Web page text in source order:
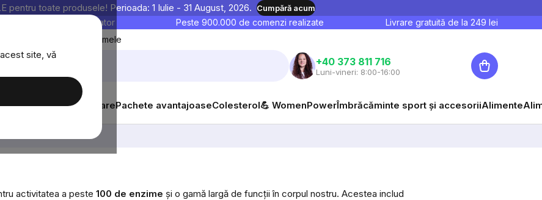
site, vă
pentru toate produsele! Perioada: 1 Iulie - 31 August, 2026. Cumpără acum
sunt testate în laborator Peste 900.000 de comenzi realizate Livrare gratuită de la 249 lei
Favoritele mele
+40 373 811 716
Luni-vineri: 8:00-16:00
Coş
de
Suplimente alimentarePachete avantajoaseColesterol💪 WomenPowerÎmbrăcăminte sport și accesoriiAlimente
activitatea a peste 100 de enzime și o gamă largă de funcții în corpul nostru. Acestea includ